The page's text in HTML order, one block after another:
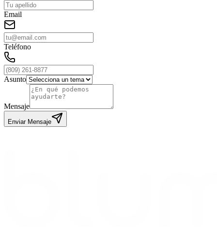
Email
Teléfono
Asunto
Mensaje
Enviar Mensaje